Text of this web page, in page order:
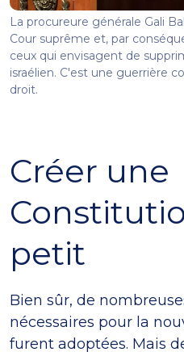
La procureure générale Gali
Cour suprême et, par
ceux qui envisagent de
israélien. C'est une guerrière
droit.
Créer une
petit
Bien sûr, de
nécessaires pour la
furent adoptées. Mais